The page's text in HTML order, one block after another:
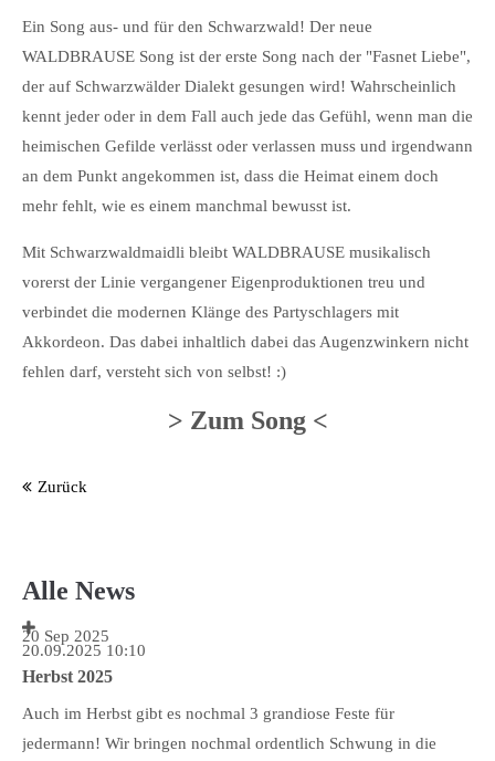
Ein Song aus- und für den Schwarzwald! Der neue
WALDBRAUSE Song ist der erste Song nach der "Fasnet Liebe",
der auf Schwarzwälder Dialekt gesungen wird! Wahrscheinlich
kennt jeder oder in dem Fall auch jede das Gefühl, wenn man die
heimischen Gefilde verlässt oder verlassen muss und irgendwann
an dem Punkt angekommen ist, dass die Heimat einem doch
mehr fehlt, wie es einem manchmal bewusst ist.
Mit Schwarzwaldmaidli bleibt WALDBRAUSE musikalisch
vorerst der Linie vergangener Eigenproduktionen treu und
verbindet die modernen Klänge des Partyschlagers mit
Akkordeon. Das dabei inhaltlich dabei das Augenzwinkern nicht
fehlen darf, versteht sich von selbst! :)
> Zum Song <
Zurück
Alle News
20 Sep 2025
20.09.2025 10:10
Herbst 2025
Auch im Herbst gibt es nochmal 3 grandiose Feste für
jedermann! Wir bringen nochmal ordentlich Schwung in die